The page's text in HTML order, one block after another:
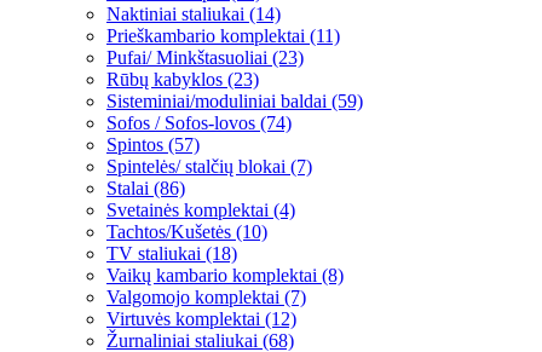
Naktiniai staliukai (14)
Prieškambario komplektai (11)
Pufai/ Minkštasuoliai (23)
Rūbų kabyklos (23)
Sisteminiai/moduliniai baldai (59)
Sofos / Sofos-lovos (74)
Spintos (57)
Spintelės/ stalčių blokai (7)
Stalai (86)
Svetainės komplektai (4)
Tachtos/Kušetės (10)
TV staliukai (18)
Vaikų kambario komplektai (8)
Valgomojo komplektai (7)
Virtuvės komplektai (12)
Žurnaliniai staliukai (68)